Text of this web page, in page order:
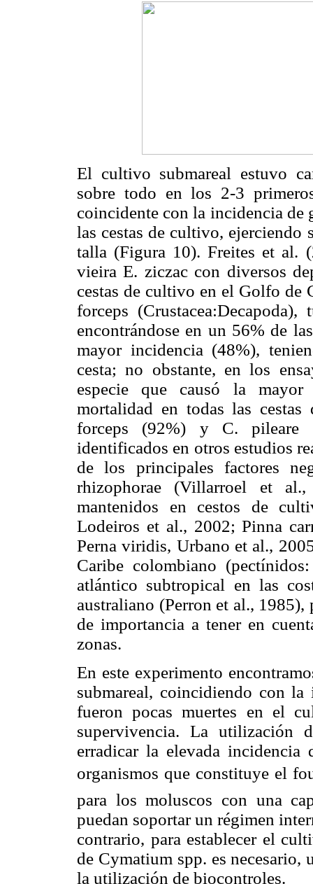
El cultivo submareal estuvo
sobre todo en los 2-3
coincidente con la incidencia de
las cestas de cultivo, ejerciendo
talla (Figura 10). Freites et al.
vieira E. ziczac con diversos
cestas de cultivo en el Golfo de
forceps
encontrándose en un 56% de
mayor incidencia (48%),
cesta; no obstante, en los
especie que causó la
mortalidad en todas las
forceps (92%) y C. pileare
identificados en otros estudios
de los principales factores
rhizophorae (Villarroel et
mantenidos en cestos de
Lodeiros et al., 2002; Pinna
Perna viridis, Urbano et al.,
Caribe colombiano
atlántico subtropical en las
australiano (Perron et al.,
de importancia a tener en
zonas.
En este experimento
submareal, coincidiendo con
fueron pocas muertes en el
supervivencia. La utilización
erradicar la elevada incidencia
organismos que constituye el
para los moluscos con una
puedan soportar un régimen
contrario, para establecer el
de Cymatium spp. es
la utilización de biocontroles.